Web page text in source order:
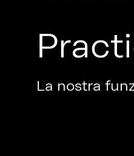
La nostra